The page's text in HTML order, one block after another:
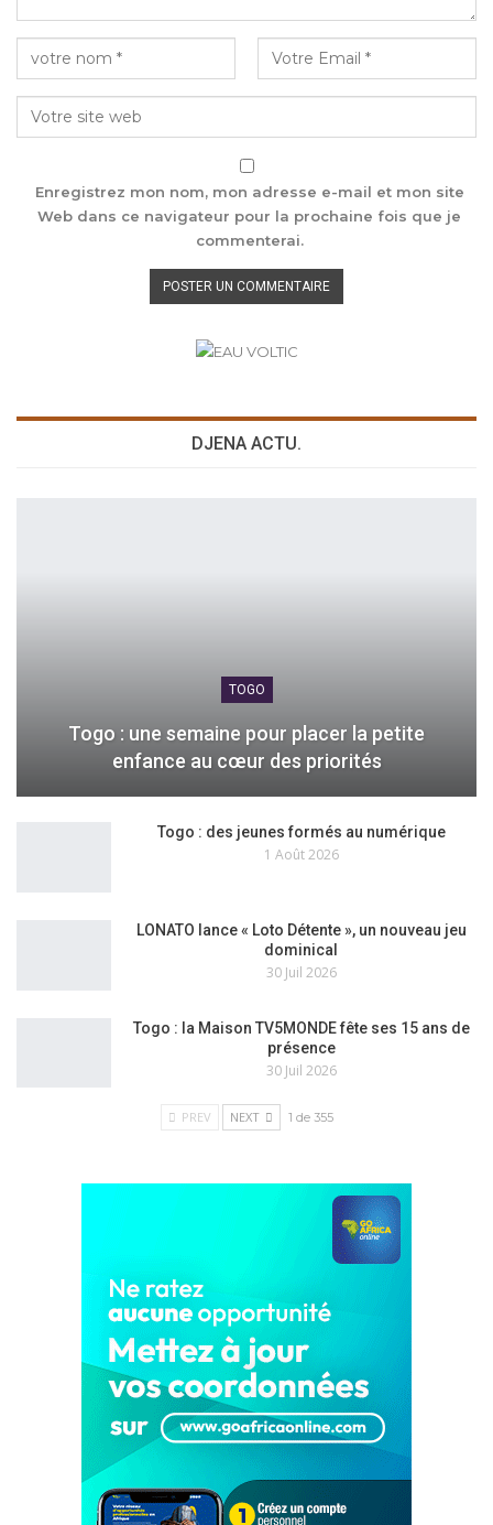
Enregistrez mon nom, mon adresse e-mail et mon site
Web dans ce navigateur pour la prochaine fois que je
commenterai.
DJENA ACTU.
TOGO
Togo : une semaine pour placer la petite
enfance au cœur des priorités
Togo : des jeunes formés au numérique
1 Août 2026
LONATO lance « Loto Détente », un nouveau jeu
dominical
30 Juil 2026
Togo : la Maison TV5MONDE fête ses 15 ans de
présence
30 Juil 2026
PREV NEXT 1 de 355